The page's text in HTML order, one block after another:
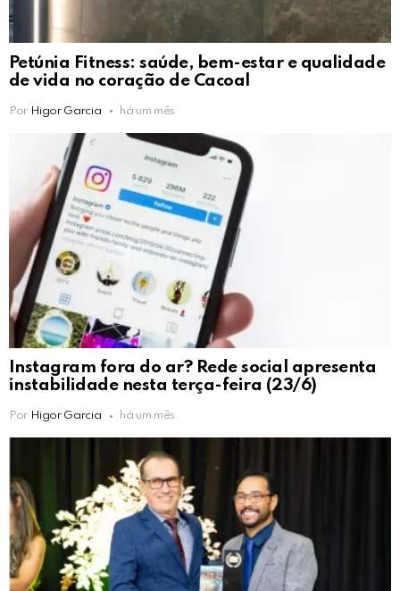
Petúnia Fitness: saúde, bem-estar e qualidade
de vida no coração de Cacoal
Por Higor Garcia há um mês
Instagram fora do ar? Rede social apresenta
instabilidade nesta terça-feira (23/6)
Por Higor Garcia há um mês